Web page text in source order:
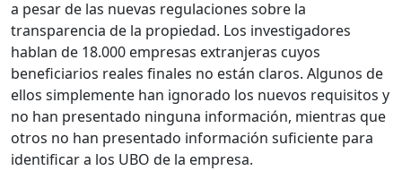
a pesar de las nuevas regulaciones sobre la
transparencia de la propiedad. Los investigadores
hablan de 18.000 empresas extranjeras cuyos
beneficiarios reales finales no están claros. Algunos de
ellos simplemente han ignorado los nuevos requisitos y
no han presentado ninguna información, mientras que
otros no han presentado información suficiente para
identificar a los UBO de la empresa.